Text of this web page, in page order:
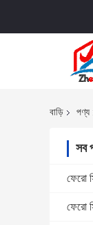
বাড়ি পণ্য
সব
ফেরো
ফেরো